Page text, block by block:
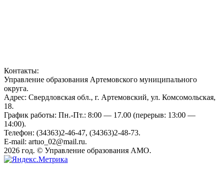
Контакты:
Управление образования Артемовского муниципального
округа.
Адрес: Свердловская обл., г. Артемовский, ул. Комсомольская,
18.
График работы: Пн.-Пт.: 8:00 — 17.00 (перерыв: 13:00 —
14:00).
Телефон: (34363)2-46-47, (34363)2-48-73.
E-mail: artuo_02@mail.ru.
2026 год. © Управление образования АМО.